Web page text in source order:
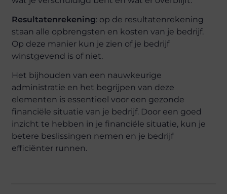
Resultatenrekening: op de resultatenrekening
staan alle opbrengsten en kosten van je bedrijf.
Op deze manier kun je zien of je bedrijf
winstgevend is of niet.
Het bijhouden van een nauwkeurige
administratie en het begrijpen van deze
elementen is essentieel voor een gezonde
financiële situatie van je bedrijf. Door een goed
inzicht te hebben in je financiële situatie, kun je
betere beslissingen nemen en je bedrijf
efficiënter runnen.